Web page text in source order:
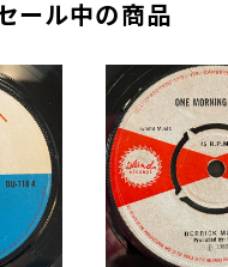
ール中の商品